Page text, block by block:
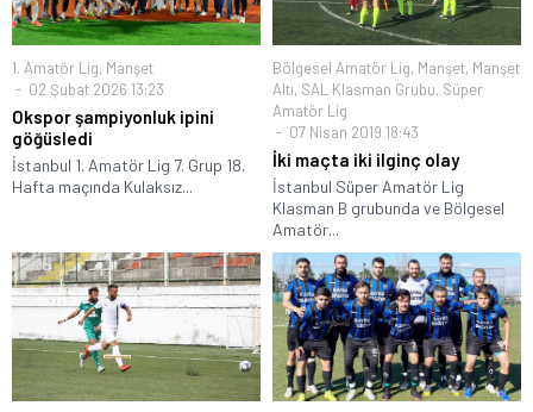
1. Amatör Lig, Manşet
02 Şubat 2026 13:23
Okspor şampiyonluk ipini
göğüsledi
İstanbul 1. Amatör Lig 7. Grup 18.
Hafta maçında Kulaksız...
Bölgesel Amatör Lig, Manşet, Manşet
Altı, SAL Klasman Grubu, Süper
Amatör Lig
07 Nisan 2019 18:43
İki maçta iki ilginç olay
İstanbul Süper Amatör Lig
Klasman B grubunda ve Bölgesel
Amatör...